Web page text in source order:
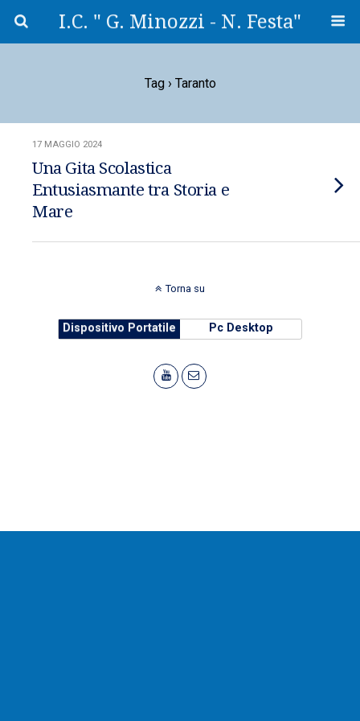
I.C. " G. Minozzi - N. Festa"
Tag › Taranto
17 MAGGIO 2024
Una Gita Scolastica
Entusiasmante tra Storia e
Mare
Torna su
Dispositivo Portatile Pc Desktop